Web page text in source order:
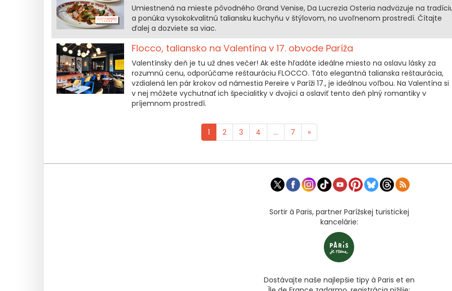
Umiestnená na mieste pôvodného Grand Venise, Da Lucrezia Osteria nadväzuje na
a ponúka vysokokvalitnú taliansku kuchyňu v štýlovom, no uvoľnenom prostredí. Čítajte
ďalej a dozviete sa viac.
Flocco, taliansko na Valentína v 17. obvode Paríža
Valentínsky deň je tu už dnes večer! Ak ešte hľadáte ideálne miesto na oslavu lásky za
rozumnú cenu, odporúčame reštauráciu FLOCCO. Táto elegantná talianska reštaurácia,
vzdialená len pár krokov od námestia Pereire v Paríži 17., je ideálnou voľbou. Na Valentína si
v nej môžete vychutnať ich špecialitky v dvojici a oslaviť tento deň plný romantiky v
príjemnom prostredí.
1 2 3 4 ... 7 »
Sortir à Paris, partner Parížskej turistickej
kancelárie:
Dostávajte naše najlepšie tipy à Paris et en